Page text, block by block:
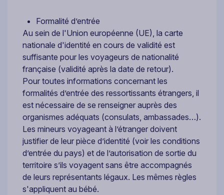
Formalité d’entrée
Au sein de l'Union européenne (UE), la carte
nationale d'identité en cours de validité est
suffisante pour les voyageurs de nationalité
française (validité après la date de retour).
Pour toutes informations concernant les
formalités d’entrée des ressortissants étrangers, il
est nécessaire de se renseigner auprès des
organismes adéquats (consulats, ambassades…).
Les mineurs voyageant à l’étranger doivent
justifier de leur pièce d’identité (voir les conditions
d’entrée du pays) et de l’autorisation de sortie du
territoire s’ils voyagent sans être accompagnés
de leurs représentants légaux. Les mêmes règles
s'appliquent au bébé.